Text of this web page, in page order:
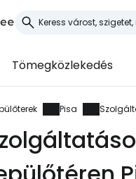
Tömegközlekedés
Pisa
a
be
közösség világszerte